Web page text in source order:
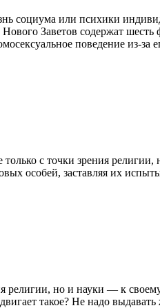
социума или психики
Заветов содержат
поведение из-
с точки зрения
особей, заставляя их
религии, но и науки — к
такое? Не надо выдавать